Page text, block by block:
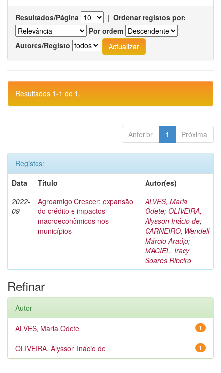
Resultados/Página | Ordenar registos por:
Por ordem
Autores/Registo
Resultados 1-1 de 1.
Anterior 1 Próxima
Registos:
Data
Título
Autor(es)
2022-
09
Agroamigo Crescer: expansão
do crédito e impactos
macroeconômicos nos
municípios
ALVES, Maria
Odete; OLIVEIRA,
Alysson Inácio de;
CARNEIRO, Wendell
Márcio Araújo;
MACIEL, Iracy
Soares Ribeiro
Refinar
Autor
1
ALVES, Maria Odete
1
OLIVEIRA, Alysson Inácio de